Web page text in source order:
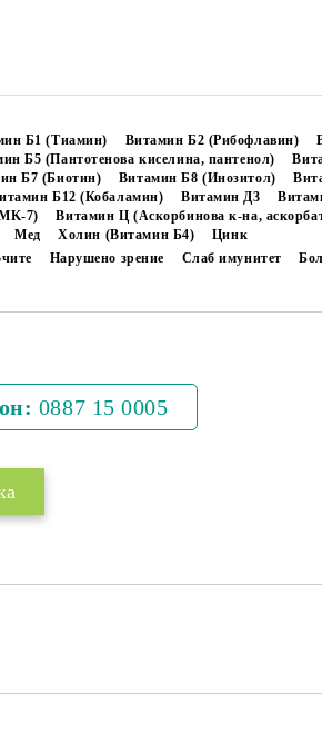
Б1 (Тиамин) Витамин Б2 (Рибофлавин)
Б5 (Пантотенова киселина, пантенол)
Б7 (Биотин) Витамин Б8 (Инозитол)
Б12 (Кобаламин) Витамин Д3
7)
Витамин Ц (Аскорбинова к-на,
Мед Холин (Витамин Б4)
Цинк
Нарушено зрение Слаб имунитет
0887 15 0005